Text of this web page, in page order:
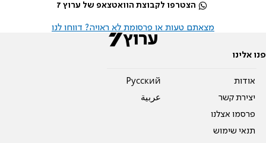
הצטרפו לקבוצת הוואטצאפ של ערוץ 7
מצאתם טעות או פרסומת לא ראויה? דווחו לנו
פנו אלינו
אודות
יצירת קשר
פרסמו אצלנו
תנאי שימוש
Pусский
عربية